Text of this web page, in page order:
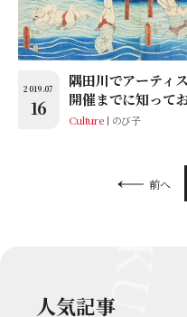
2019.07
16
隅田川でアーティ
開催までに知って
Culture のび子
前へ
人気記事